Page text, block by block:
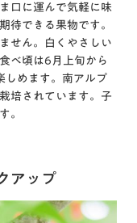
口に運んで気軽に味
待できる果物です。
せん。白くやさしい
べ頃は6月上旬から
しめます。南アルプ
培されています。子
。
アップ